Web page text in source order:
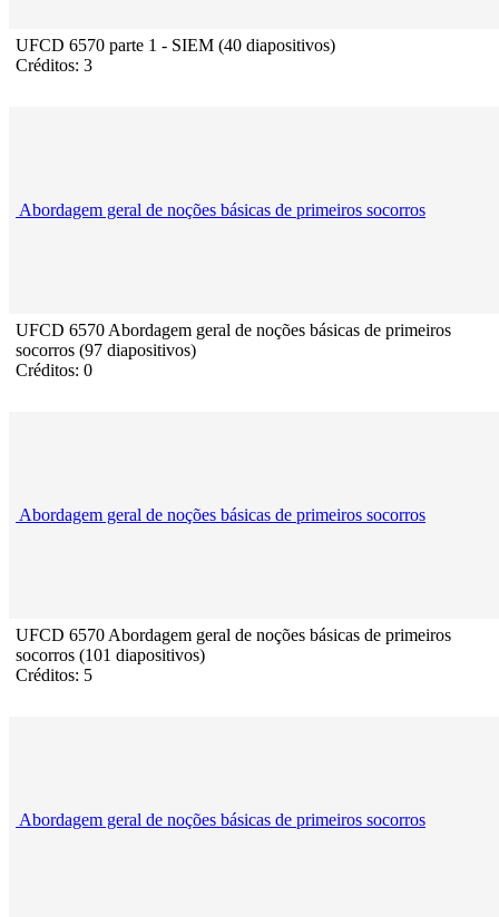
UFCD 6570 parte 1 - SIEM (40 diapositivos)
Créditos: 3
Abordagem geral de noções básicas de primeiros socorros
UFCD 6570 Abordagem geral de noções básicas de primeiros
socorros (97 diapositivos)
Créditos: 0
Abordagem geral de noções básicas de primeiros socorros
UFCD 6570 Abordagem geral de noções básicas de primeiros
socorros (101 diapositivos)
Créditos: 5
Abordagem geral de noções básicas de primeiros socorros